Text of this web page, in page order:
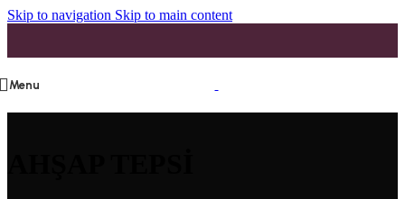
Skip to navigation Skip to main content
Menu